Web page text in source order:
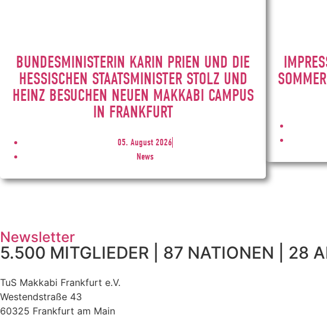
BUNDESMINISTERIN KARIN PRIEN UND DIE
HESSISCHEN STAATSMINISTER STOLZ UND
HEINZ BESUCHEN NEUEN MAKKABI CAMPUS
IN FRANKFURT
05. August 2026
News
Newsletter
5.500 MITGLIEDER | 87 NATIONEN | 28
TuS Makkabi Frankfurt e.V.
Westendstraße 43
60325 Frankfurt am Main